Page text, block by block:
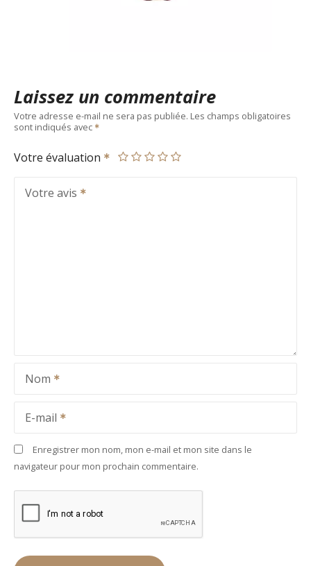
Laissez un commentaire
Votre adresse e-mail ne sera pas publiée. Les champs obligatoires
sont indiqués avec
Votre évaluation
Votre avis
Nom
E-mail
Enregistrer mon nom, mon e-mail et mon site dans le
navigateur pour mon prochain commentaire.